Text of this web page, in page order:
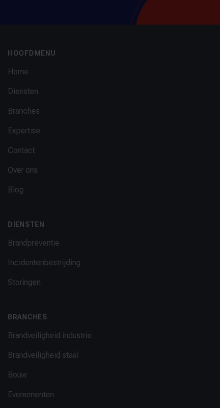
HOOFDMENU
Home
Diensten
Branches
Expertise
Contact
Over ons
Blog
DIENSTEN
Brandpreventie
Incidentenbestrijding
Storingen
BRANCHES
Brandveiligheid industrie
Brandveiligheid staal
Bouw
Evenementen